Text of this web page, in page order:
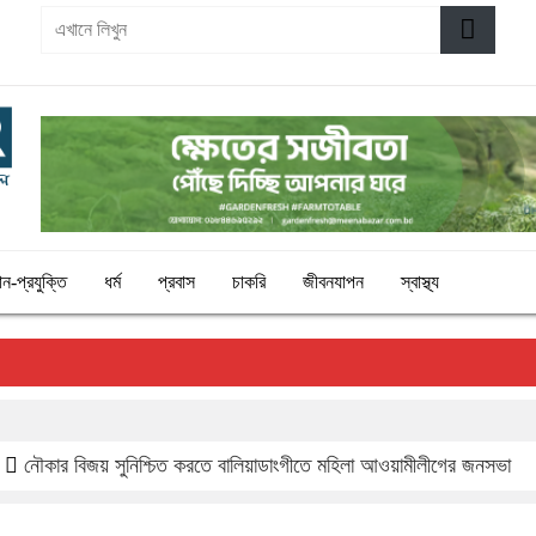
প্রযুক্তি ধর্ম প্রবাস চাকরি জীবনযাপন স্বাস্থ্য
নৌকার বিজয় সুনিশ্চিত করতে বালিয়াডাংগীতে মহিলা আওয়ামীলীগের জনসভা